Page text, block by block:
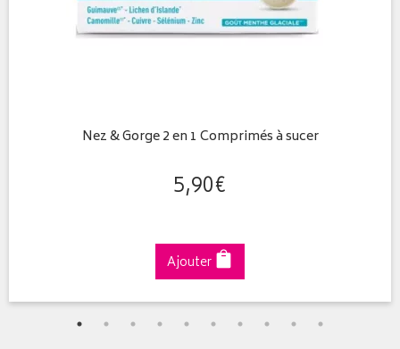
Nez & Gorge 2 en 1 Comprimés à sucer
5,90€
Ajouter